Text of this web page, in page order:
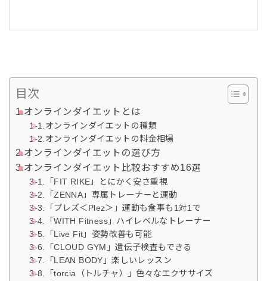
目次
1.オンラインダイエットとは
1-1.オンラインダイエットの種類
1-2.オンラインダイエットの料金相場
2.オンラインダイエットの選び方
3.オンラインダイエット比較おすすめ16選
3-1.「FIT RIKE」とにかく安さ重視
3-2.「ZENNA」専属トレーナーと運動
3-3.「プレズ＜Plez＞」運動も食事も1対1で
3-4.「WITH Fitness」ハイレベルなトレーナー
3-5.「Live Fit」姿勢改善も可能
3-6.「CLOUD GYM」遺伝子検査もできる
3-7.「LEAN BODY」楽しいレッスン
3-8.「torcia（トルチャ）」色々なエクササイズ